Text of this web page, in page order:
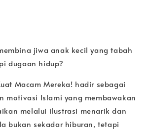
jiwa anak kecil yang tabah
dugaan hidup?
Macam Mereka! hadir sebagai
motivasi Islami yang membawakan
melalui ilustrasi menarik dan
bukan sekadar hiburan, tetapi